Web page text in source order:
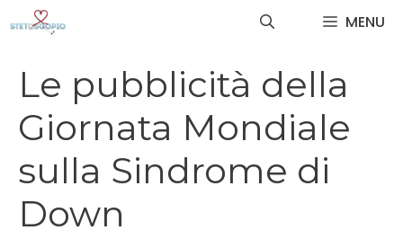
MENU
Le pubblicità della
Giornata Mondiale
sulla Sindrome di
Down